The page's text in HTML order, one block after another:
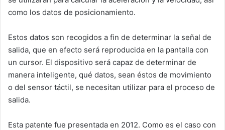
como los datos de posicionamiento.
Estos datos son recogidos a fin de determinar la señal de
salida, que en efecto será reproducida en la pantalla con
un cursor. El dispositivo será capaz de determinar de
manera inteligente, qué datos, sean éstos de movimiento
o del sensor táctil, se necesitan utilizar para el proceso de
salida.
Esta patente fue presentada en 2012. Como es el caso con